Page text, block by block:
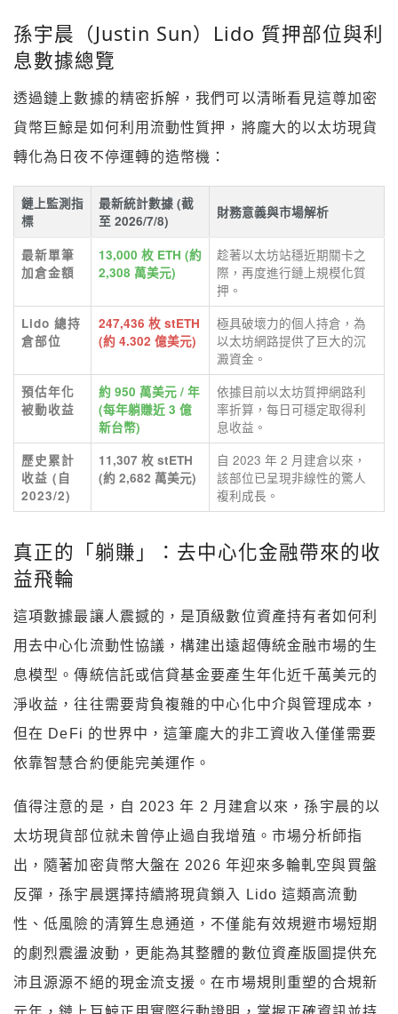
孫宇晨（Justin Sun）Lido 質押部位與利
息數據總覽
透過鏈上數據的精密拆解，我們可以清晰看見這尊加密
貨幣巨鯨是如何利用流動性質押，將龐大的以太坊現貨
轉化為日夜不停運轉的造幣機：
鏈上監測指
標
最新統計數據 (截
至 2026/7/8)
財務意義與市場解析
最新單筆
加倉金額
13,000 枚 ETH (約
2,308 萬美元)
趁著以太坊站穩近期關卡之
際，再度進行鏈上規模化質
押。
Lido 總持
倉部位
247,436 枚 stETH
(約 4.302 億美元)
極具破壞力的個人持倉，為
以太坊網路提供了巨大的沉
澱資金。
預估年化
被動收益
約 950 萬美元 / 年
(每年躺賺近 3 億
新台幣)
依據目前以太坊質押網路利
率折算，每日可穩定取得利
息收益。
歷史累計
收益 (自
2023/2)
11,307 枚 stETH
(約 2,682 萬美元)
自 2023 年 2 月建倉以來，
該部位已呈現非線性的驚人
複利成長。
真正的「躺賺」：去中心化金融帶來的收
益飛輪
這項數據最讓人震撼的，是頂級數位資產持有者如何利
用去中心化流動性協議，構建出遠超傳統金融市場的生
息模型。傳統信託或信貸基金要產生年化近千萬美元的
淨收益，往往需要背負複雜的中心化中介與管理成本，
但在 DeFi 的世界中，這筆龐大的非工資收入僅僅需要
依靠智慧合約便能完美運作。
值得注意的是，自 2023 年 2 月建倉以來，孫宇晨的以
太坊現貨部位就未曾停止過自我增殖。市場分析師指
出，隨著加密貨幣大盤在 2026 年迎來多輪軋空與買盤
反彈，孫宇晨選擇持續將現貨鎖入 Lido 這類高流動
性、低風險的清算生息通道，不僅能有效規避市場短期
的劇烈震盪波動，更能為其整體的數位資產版圖提供充
沛且源源不絕的現金流支援。在市場規則重塑的合規新